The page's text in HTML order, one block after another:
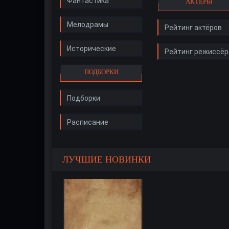
Мелодрамы
Исторические
ПОДБОРКИ
Подборки
Расписание
Рейтинг актёров
Рейтинг
ЛУЧШИЕ НОВИНКИ